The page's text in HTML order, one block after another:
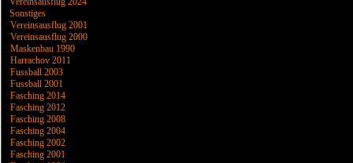
Sonstiges
Vereinsausflug 2001
Vereinsausflug 2000
Maskenbau 1990
Harrachov 2011
Fussball 2003
Fussball 2001
Fasching 2014
Fasching 2012
Fasching 2008
Fasching 2004
Fasching 2002
Fasching 2001